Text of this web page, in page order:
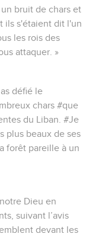
bruit de chars et
ils s'étaient dit l'un
les rois des
attaquer. »
défié le
chars #que
du Liban. #Je
plus beaux de ses
forêt pareille à un
Dieu en
suivant l’avis
devant les